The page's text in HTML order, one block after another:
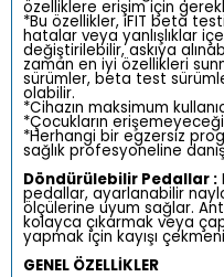
özelliklere erişim için
*Bu özellikler, iFIT beta
hatalar veya yanlışlıklar
değiştirilebilir, askıya
zaman en iyi özellikleri
sürümler, beta test
olabilir.
*Cihazın maksimum
*Çocukların
*Herhangi bir egzersiz
sağlık profesyoneline
Döndürülebilir Pedallar :
pedallar, ayarlanabilir
ölçülerine uyum sağlar.
kolayca çıkarmak veya
yapmak için kayışı
GENEL ÖZELLİKLER